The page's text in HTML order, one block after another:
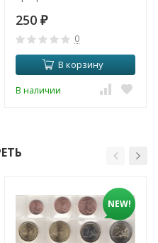
250 ₽
0
В корзину
В наличии
NEW!